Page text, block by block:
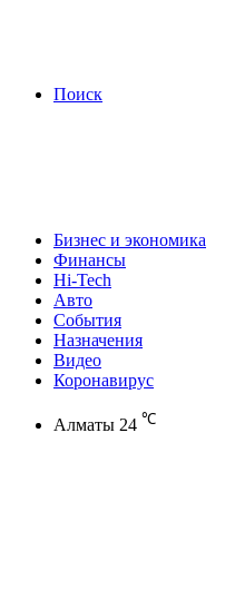
Поиск
Бизнес и экономика
Финансы
Hi-Tech
Авто
События
Назначения
Видео
Коронавирус
Алматы 24 ℃